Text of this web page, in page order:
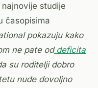
najnovije studije
časopisima
pokazuju kako
ne pate od deficita
su roditelji dobro
nude dovoljno